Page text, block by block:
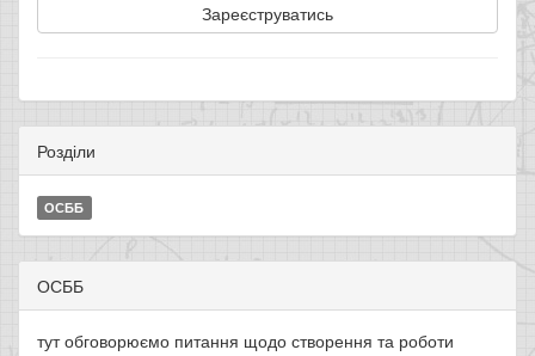
Зареєструватись
Розділи
ОСББ
ОСББ
тут обговорюємо питання щодо створення та роботи